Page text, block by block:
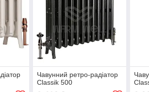
Чавунний ретро-радіатор
Classik 500